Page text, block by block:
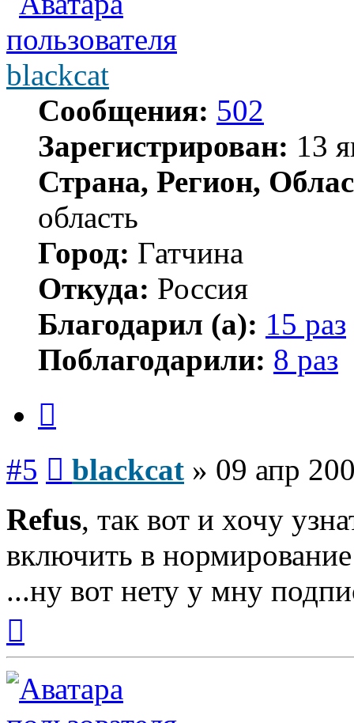
blackcat
Сообщения: 502
Зарегистрирован: 13
Страна, Регион,
область
Город: Гатчина
Откуда: Россия
Благодарил (а): 15 раз
Поблагодарили: 8 раз
#5 blackcat » 09 апр
Refus, так вот и хочу
включить в
...ну вот нету у мну
началу